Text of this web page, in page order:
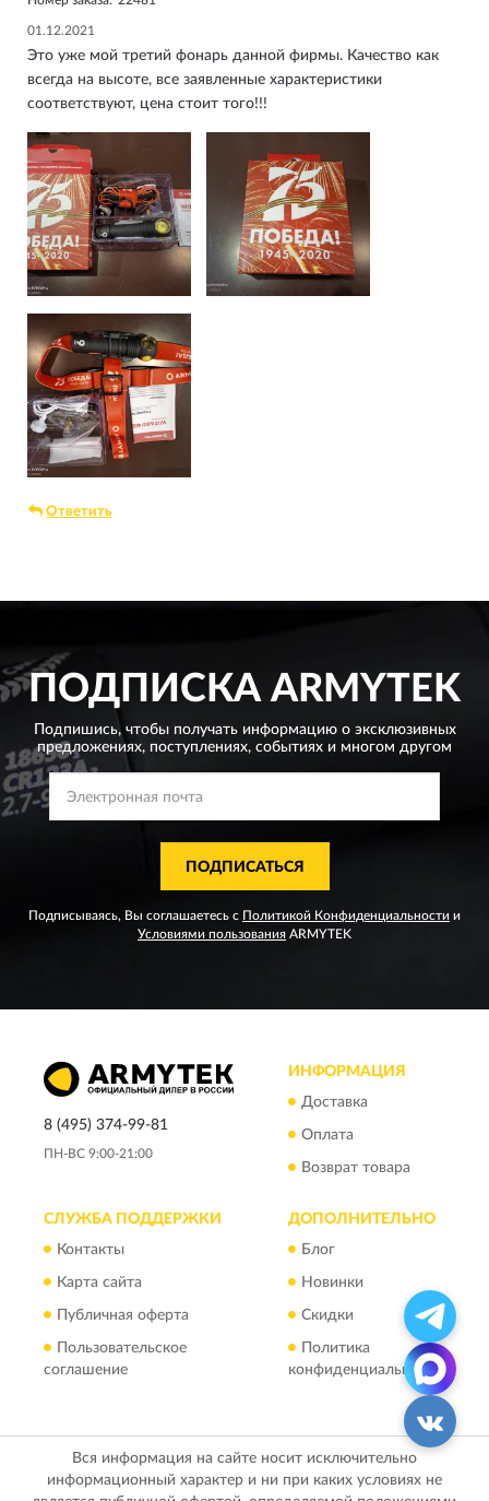
01.12.2021
Это уже мой третий фонарь данной фирмы. Качество как
всегда на высоте, все заявленные характеристики
соответствуют, цена стоит того!!!
Ответить
ПОДПИСКА ARMYTEK
Подпишись, чтобы получать информацию о эксклюзивных
предложениях, поступлениях, событиях и многом другом
ПОДПИСАТЬСЯ
Подписываясь, Вы соглашаетесь с Политикой Конфиденциальности и
Условиями пользования ARMYTEK
8 (495) 374-99-81
ПН-ВС 9:00-21:00
ИНФОРМАЦИЯ
Доставка
Оплата
Возврат товара
СЛУЖБА ПОДДЕРЖКИ
Контакты
Карта сайта
Публичная оферта
Пользовательское
соглашение
ДОПОЛНИТЕЛЬНО
Блог
Новинки
Скидки
Политика
конфиденциальности
Вся информация на сайте носит исключительно
информационный характер и ни при каких условиях не